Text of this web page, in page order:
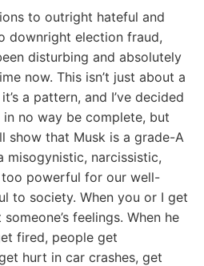
to outright hateful and
downright election fraud,
disturbing and absolutely
now. This isn’t just about a
a pattern, and I’ve decided
no way be complete, but
show that Musk is a grade-A
misogynistic, narcissistic,
too powerful for our well-
to society. When you or I get
feelings. When he
fired, people get
hurt in car crashes, get